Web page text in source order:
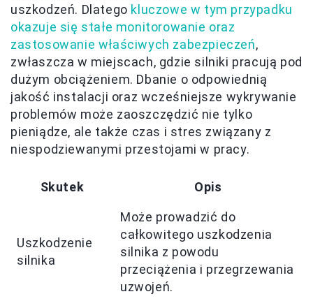
uszkodzeń. Dlatego kluczowe w tym przypadku
okazuje się stałe monitorowanie oraz
zastosowanie właściwych zabezpieczeń,
zwłaszcza w miejscach, gdzie silniki pracują pod
dużym obciążeniem. Dbanie o odpowiednią
jakość instalacji oraz wcześniejsze wykrywanie
problemów może zaoszczędzić nie tylko
pieniądze, ale także czas i stres związany z
niespodziewanymi przestojami w pracy.
Skutek Opis
Uszkodzenie
silnika
Może prowadzić do
całkowitego uszkodzenia
silnika z powodu
przeciążenia i przegrzewania
uzwojeń.